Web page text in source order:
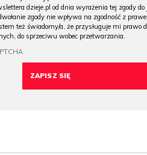
dzieje.pl od dnia wyrażenia tej zgody
zgody nie wpływa na zgodność z
też świadomy/a, że przysługuje mi prawo
do sprzeciwu wobec przetwarzania.